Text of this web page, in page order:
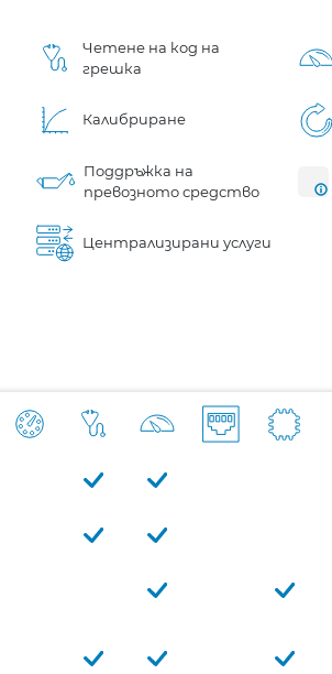
Четене на код на
грешка
Калибриране
Поддръжка на
превозното средство
Централизирани услуги